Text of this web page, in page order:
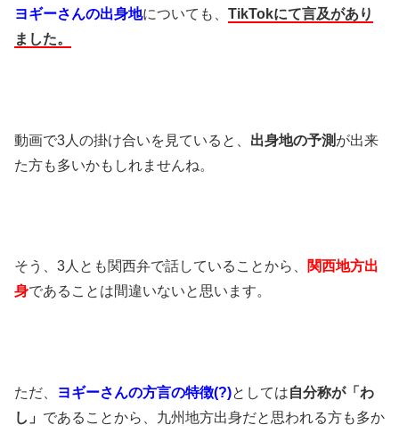
ヨギーさんの出身地についても、 TikTokにて言及があり
ました。
動画で3人の掛け合いを見ていると、 出身地の予測 が出来
た方も多いかもしれませんね。
そう、3人とも関西弁で話していることから、
関西地方出
身であることは間違いないと思います。
ただ、 ヨギーさんの方言の特徴(?)としては自分称が「わ
し」 であることから、九州地方出身だと思われる方も多か